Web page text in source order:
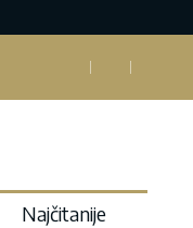
Najčitanije